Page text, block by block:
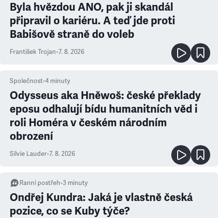
Byla hvězdou ANO, pak ji skandál
připravil o kariéru. A teď jde proti
Babišově straně do voleb
František Trojan•7. 8. 2026
Společnost•4 minuty
Odysseus aka Hněwoš: české překlady
eposu odhalují bídu humanitních věd i
roli Homéra v českém národním
obrození
Silvie Lauder•7. 8. 2026
Ranní postřeh•3 minuty
Ondřej Kundra: Jaká je vlastně česká
pozice, co se Kuby týče?